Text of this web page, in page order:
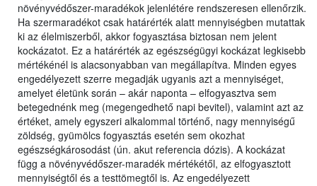
növényvédőszer-maradékok jelenlétére rendszeresen ellenőrzik.
Ha szermaradékot csak határérték alatt mennyiségben mutattak
ki az élelmiszerből, akkor fogyasztása biztosan nem jelent
kockázatot. Ez a határérték az egészségügyi kockázat legkisebb
mértékénél is alacsonyabban van megállapítva. Minden egyes
engedélyezett szerre megadják ugyanis azt a mennyiséget,
amelyet életünk során – akár naponta – elfogyasztva sem
betegednénk meg (megengedhető napi bevitel), valamint azt az
értéket, amely egyszeri alkalommal történő, nagy mennyiségű
zöldség, gyümölcs fogyasztás esetén sem okozhat
egészségkárosodást (ún. akut referencia dózis). A kockázat
függ a növényvédőszer-maradék mértékétől, az elfogyasztott
mennyiségtől és a testtömegtől is. Az engedélyezett